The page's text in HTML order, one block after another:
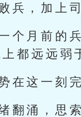
兵，加上
个月前的
都远远弱
在这一刻
翻涌，思